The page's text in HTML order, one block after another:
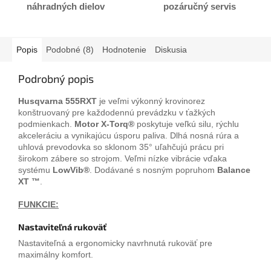
náhradných dielov
pozáručný servis
Popis Podobné (8) Hodnotenie Diskusia
Podrobný popis
Husqvarna 555RXT je veľmi výkonný krovinorez
konštruovaný pre každodennú prevádzku v ťažkých
podmienkach.
Motor X-Torq® poskytuje veľkú silu, rýchlu
akceleráciu a vynikajúcu úsporu paliva. Dlhá nosná rúra a
uhlová prevodovka so sklonom 35° uľahčujú prácu pri
širokom zábere so strojom. Veľmi nízke vibrácie vďaka
systému LowVib® . Dodávané s nosným popruhom Balance
XT ™
FUNKCIE:
Nastaviteľná rukoväť
Nastaviteľná a ergonomicky navrhnutá rukoväť pre
maximálny komfort.